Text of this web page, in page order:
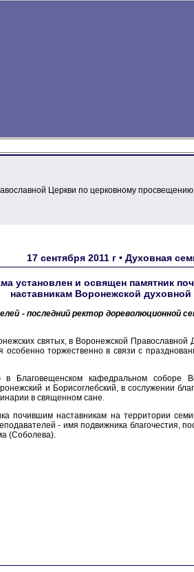
Церкви по церковному просвещению
17 сентября 2011 г • Духовная
установлен и освящен памятник
наставникам Воронежской
- последний ректор дореволюционной
святых, в Воронежской Православной
торжественно в связи с
в Благовещенском кафедральном соборе
и Борисоглебский, в сослужении
в священном сане.
почившим наставникам на территории
- имя подвижника благочестия,
(Соболева).